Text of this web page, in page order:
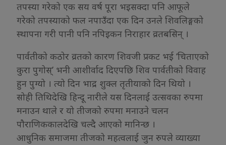
तपस्या गरेको एक सय वर्ष पूरा भइसक्दा पनि आफूले
गरेको तपस्याको फल नपाउँदा एक दिन उनले शिवलिङ्गको
स्थापना गरी पानी पनि नपिइकन निराहार व्रतबसिन् ।
पार्वतीको कठोर व्रतको कारण शिवजी प्रकट भई ‘चिताएको
कुरा पुगोस्’ भनी आशीर्वाद दिएपछि शिव पार्वतीको विवाह
हुन पुग्यो । त्यो दिन भाद्र शुक्ल तृतीयाको दिन थियो ।
सोही तिथिदेखि हिन्दू नारीले यस दिनलाई उत्सवका रुपमा
मनाउन थाले र यो तीजको रुपमा मनाउने चलन
पौराणिककालदेखि चल्दै आएको मानिन्छ ।
आधुनिक समाजमा तीजको महत्वलाई जुन रुपले व्याख्या